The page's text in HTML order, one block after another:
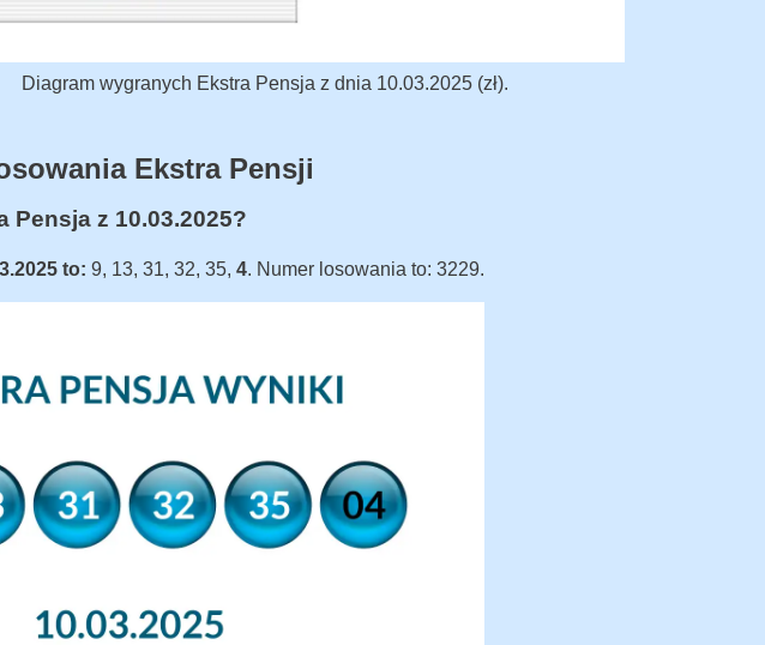
Diagram wygranych Ekstra Pensja z dnia 10.03.2025 (zł).
Ekstra Pensji
Pensja z 10.03.2025?
to: 9, 13, 31, 32, 35, 4. Numer losowania to: 3229.